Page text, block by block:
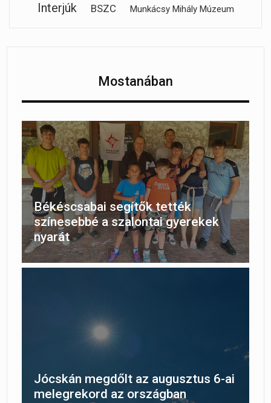
Interjúk BSZC Munkácsy Mihály Múzeum
Mostanában
Békéscsabai segítők tették
színesebbé a szalontai gyerekek
nyarát
Jócskán megdőlt az augusztus 6-ai
melegrekord az országban